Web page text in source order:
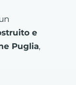
e
Puglia,